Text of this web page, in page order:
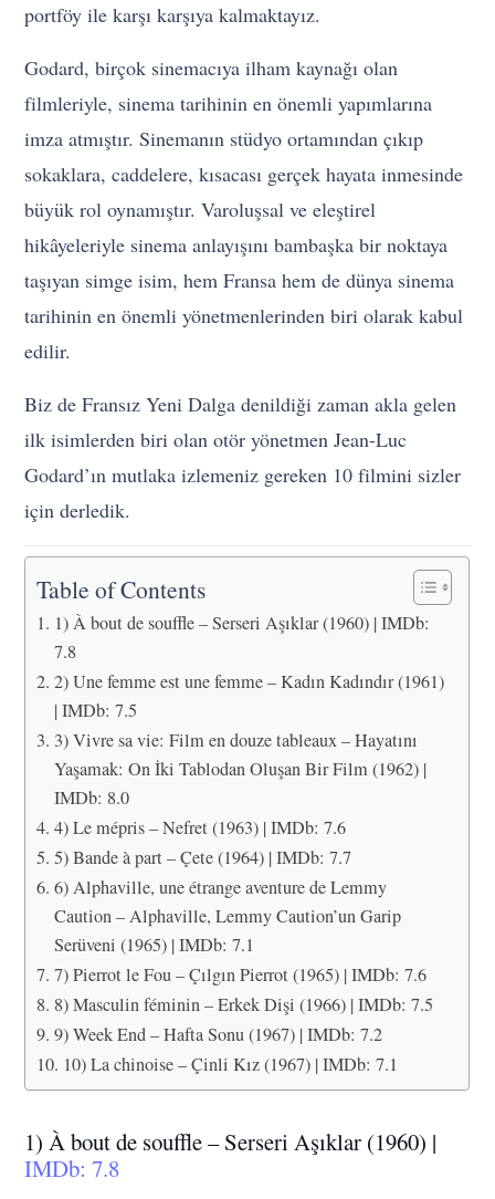
portföy ile karşı karşıya kalmaktayız.
Godard, birçok sinemacıya ilham kaynağı olan
filmleriyle, sinema tarihinin en önemli yapımlarına
imza atmıştır. Sinemanın stüdyo ortamından çıkıp
sokaklara, caddelere, kısacası gerçek hayata inmesinde
büyük rol oynamıştır. Varoluşsal ve eleştirel
hikâyeleriyle sinema anlayışını bambaşka bir noktaya
taşıyan simge isim, hem Fransa hem de dünya sinema
tarihinin en önemli yönetmenlerinden biri olarak kabul
edilir.
Biz de Fransız Yeni Dalga denildiği zaman akla gelen
ilk isimlerden biri olan otör yönetmen Jean-Luc
Godard’ın mutlaka izlemeniz gereken 10 filmini sizler
için derledik.
Table of Contents
1) À bout de souffle – Serseri Aşıklar (1960) | IMDb:
7.8
2) Une femme est une femme – Kadın Kadındır (1961)
| IMDb: 7.5
3) Vivre sa vie: Film en douze tableaux – Hayatını
Yaşamak: On İki Tablodan Oluşan Bir Film (1962) |
IMDb: 8.0
4) Le mépris – Nefret (1963) | IMDb: 7.6
5) Bande à part – Çete (1964) | IMDb: 7.7
6) Alphaville, une étrange aventure de Lemmy
Caution – Alphaville, Lemmy Caution’un Garip
Serüveni (1965) | IMDb: 7.1
7) Pierrot le Fou – Çılgın Pierrot (1965) | IMDb: 7.6
8) Masculin féminin – Erkek Dişi (1966) | IMDb: 7.5
9) Week End – Hafta Sonu (1967) | IMDb: 7.2
10) La chinoise – Çinli Kız (1967) | IMDb: 7.1
1) À bout de souffle – Serseri Aşıklar (1960) |
IMDb: 7.8